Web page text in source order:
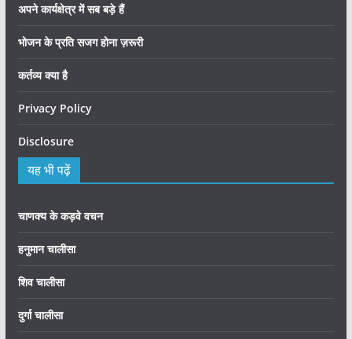
अपने कार्यक्षेत्र में सब बड़े हैं
भोजन के प्रति सजग होना ज़रूरी
कर्तव्य क्या है
Privacy Policy
Disclosure
यह भी पढ़ें
चाणक्य के कड़वे वचन
हनुमान चालीसा
शिव चालीसा
दुर्गा चालीसा